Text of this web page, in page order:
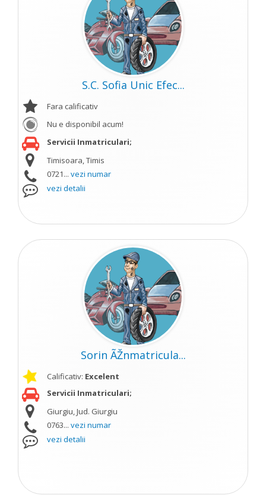
S.C. Sofia Unic Efec...
Fara calificativ
Nu e disponibil acum!
Servicii Inmatriculari;
Timisoara, Timis
0721... vezi numar
vezi detalii
Sorin ÃŽnmatricula...
Calificativ: Excelent
Servicii Inmatriculari;
Giurgiu, Jud. Giurgiu
0763... vezi numar
vezi detalii